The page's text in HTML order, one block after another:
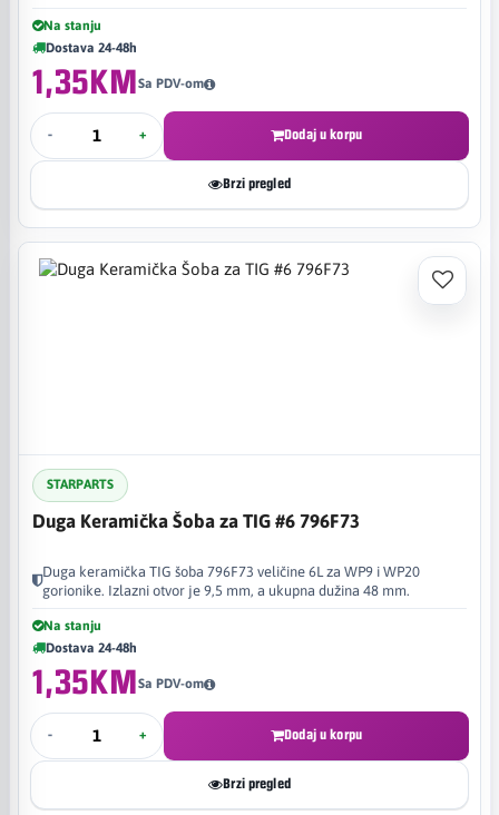
Na stanju
Dostava 24-48h
1,35KMSa PDV-om
- + Dodaj u korpu
Brzi pregled
STARPARTS
Duga Keramička Šoba za TIG #6 796F73
Duga keramička TIG šoba 796F73 veličine 6L za WP9 i WP20
gorionike. Izlazni otvor je 9,5 mm, a ukupna dužina 48 mm.
Na stanju
Dostava 24-48h
1,35KMSa PDV-om
- + Dodaj u korpu
Brzi pregled